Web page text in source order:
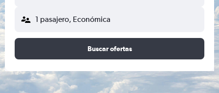
1 pasajero, Económica
Buscar ofertas